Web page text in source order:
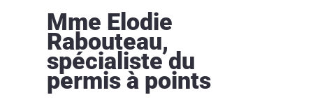
Mme Elodie
Rabouteau,
spécialiste du
permis à points